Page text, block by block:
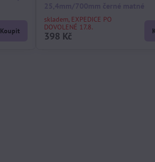
Koupit
skladem, EXPEDICE PO
DOVOLENÉ 17.8.
398 Kč